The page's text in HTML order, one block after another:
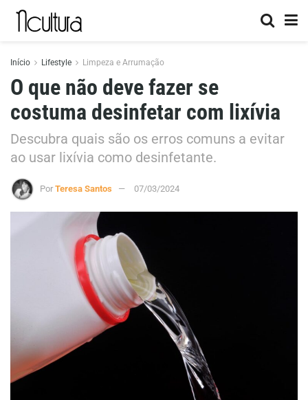
Início Lifestyle Limpeza e Arrumação
O que não deve fazer se
costuma desinfetar com lixívia
Descubra quais são os erros comuns a evitar
ao usar lixívia como desinfetante.
Por Teresa Santos 07/03/2024